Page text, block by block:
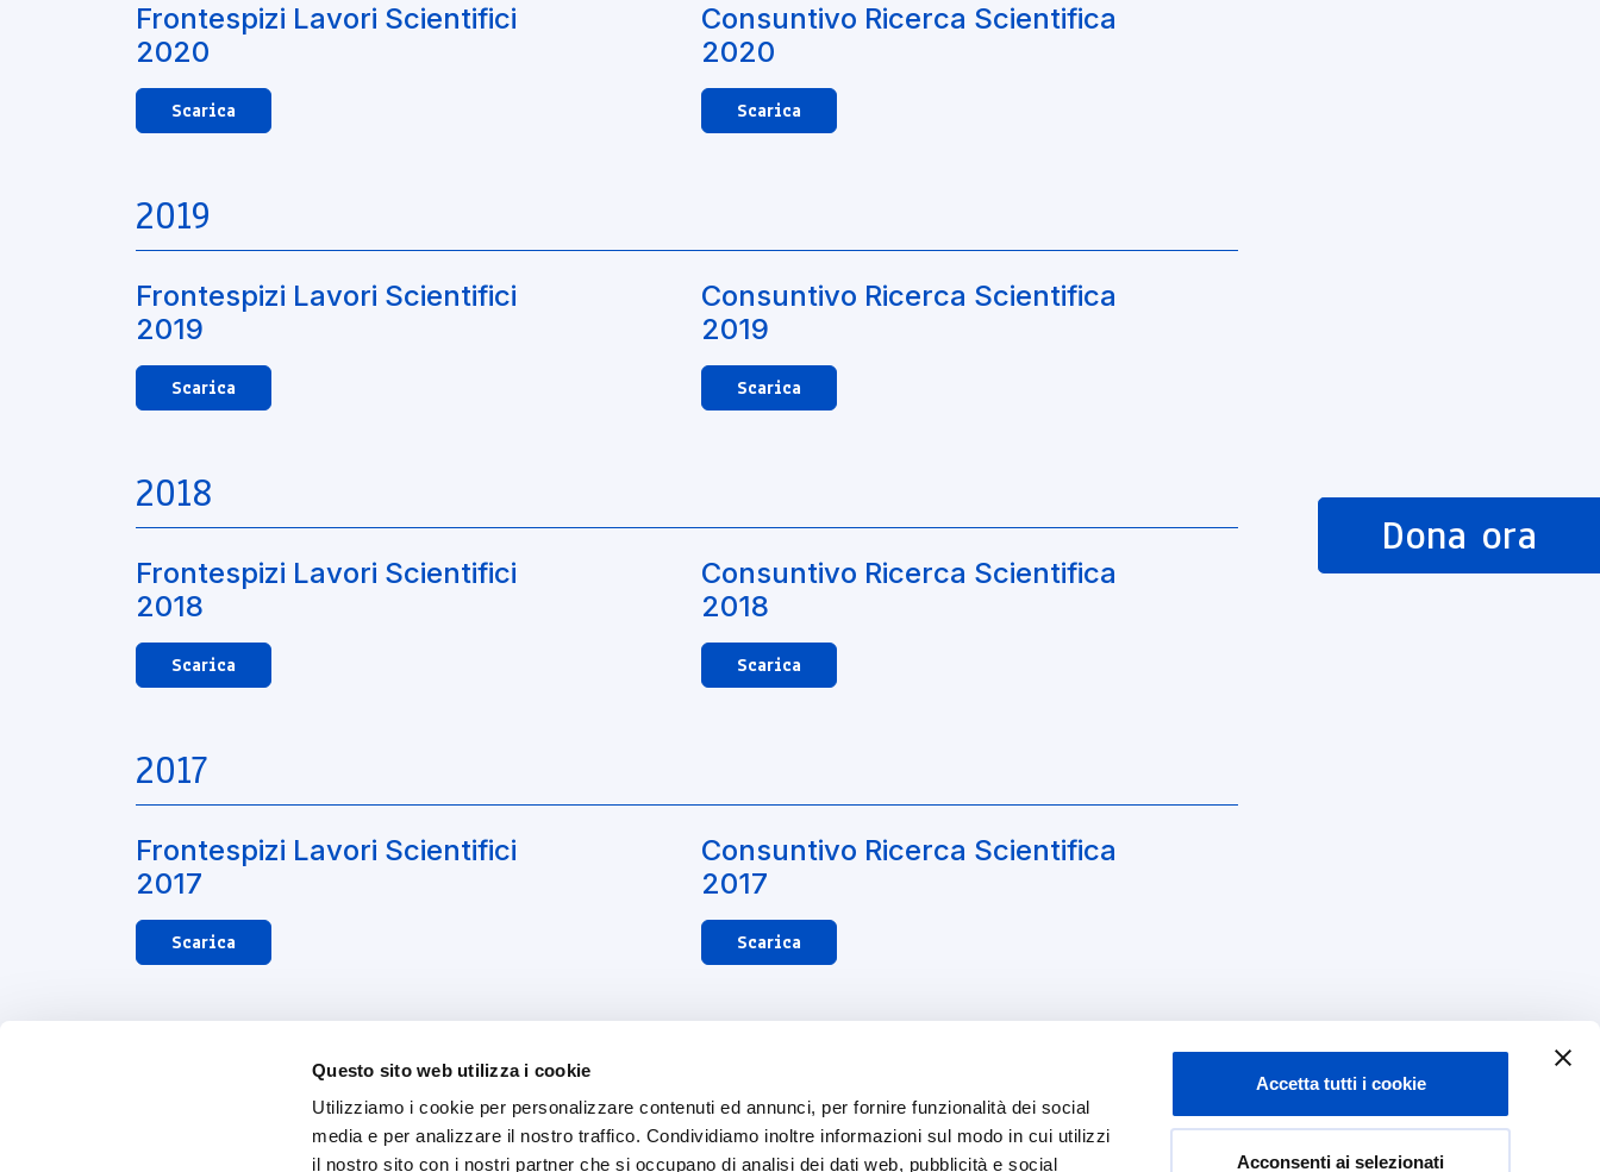
Questo sito web utilizza i cookie
Utilizziamo i cookie per personalizzare contenuti ed annunci, per fornire funzionalità dei social
media e per analizzare il nostro traffico. Condividiamo inoltre informazioni sul modo in cui utilizzi
il nostro sito con i nostri partner che si occupano di analisi dei dati web, pubblicità e social
Accetta tutti i cookie
Acconsenti ai selezionati
Frontespizi Lavori Scientifici
2020
Scarica
Consuntivo Ricerca Scientifica
2020
Scarica
2019
Frontespizi Lavori Scientifici
2019
Scarica
Consuntivo Ricerca Scientifica
2019
Scarica
2018
Frontespizi Lavori Scientifici
2018
Scarica
Consuntivo Ricerca Scientifica
2018
Scarica
2017
Frontespizi Lavori Scientifici
2017
Scarica
Consuntivo Ricerca Scientifica
2017
Scarica
Dona ora